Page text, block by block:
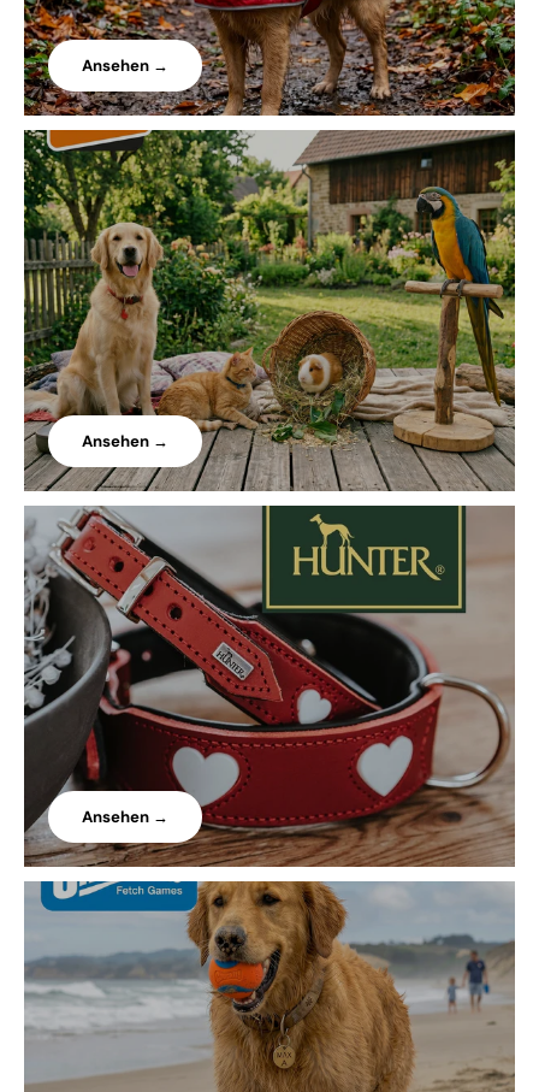
Ansehen →
Ansehen →
Ansehen →